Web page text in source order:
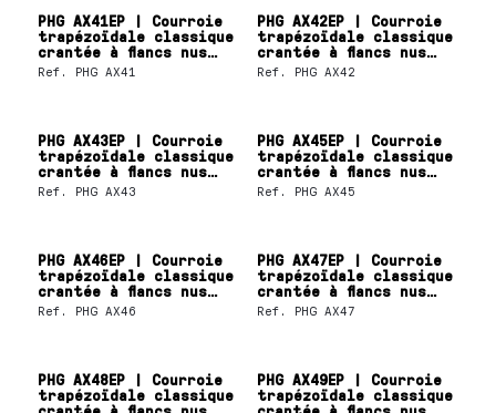
PHG AX41EP | Courroie
trapézoïdale classique
crantée à flancs nus
SKF
Ref. PHG AX41
PHG AX42EP | Courroie
trapézoïdale classique
crantée à flancs nus
SKF
Ref. PHG AX42
PHG AX43EP | Courroie
trapézoïdale classique
crantée à flancs nus
SKF
Ref. PHG AX43
PHG AX45EP | Courroie
trapézoïdale classique
crantée à flancs nus
SKF
Ref. PHG AX45
PHG AX46EP | Courroie
trapézoïdale classique
crantée à flancs nus
SKF
Ref. PHG AX46
PHG AX47EP | Courroie
trapézoïdale classique
crantée à flancs nus
SKF
Ref. PHG AX47
PHG AX48EP | Courroie
trapézoïdale classique
PHG AX49EP | Courroie
trapézoïdale classique